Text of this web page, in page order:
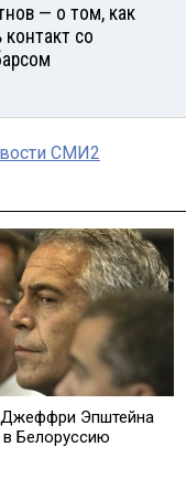
— о том, как
контакт со
СМИ2
Эпштейна
в Белоруссию